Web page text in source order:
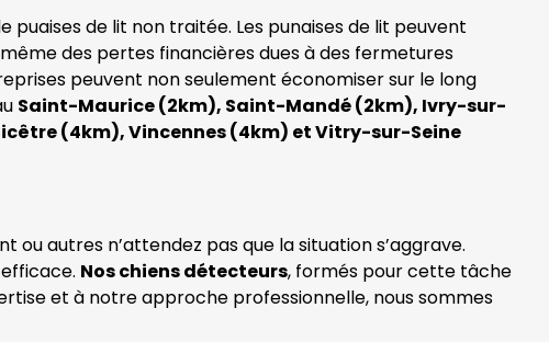
de lit non traitée. Les punaises de lit peuvent
des pertes financières dues à des fermetures
peuvent non seulement économiser sur le long
Saint-Maurice (2km), Saint-Mandé (2km), Ivry-sur-
(4km), Vincennes (4km) et Vitry-sur-Seine
autres n’attendez pas que la situation s’aggrave.
Nos chiens détecteurs, formés pour cette tâche
et à notre approche professionnelle, nous sommes